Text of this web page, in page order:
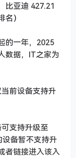
比亚迪 427.21
）
的一年，2025
数据，IT之家为
前设备支持升
支持升级至
备暂不支持升
者链接进入该入